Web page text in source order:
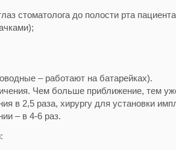
стоматолога до полости рта
– работают на батарейках).
Чем больше приближение, тем
в 2,5 раза, хирургу для установки
– в 4-6 раз.